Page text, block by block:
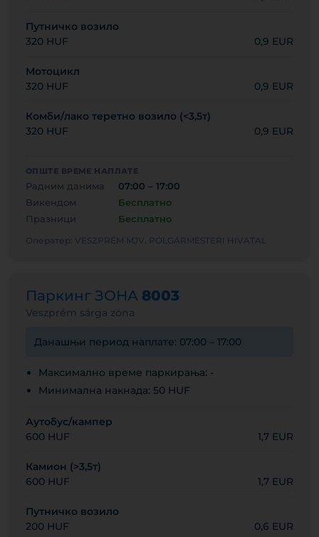
Путничко возило
320 HUF
0,9 EUR
Мотоцикл
320 HUF
0,9 EUR
Комби/лако теретно возило (<3,5т)
320 HUF
0,9 EUR
ОПШТЕ ВРЕМЕ НАПЛАТЕ
Радним данима
07:00 – 17:00
Викендом
Бесплатно
Празници
Бесплатно
Оператер: VESZPRÉM MJV. POLGÁRMESTERI HIVATAL
Паркинг ЗОНА 8003
Veszprém sárga zóna
Данашњи период наплате: 07:00 – 17:00
Максимално време паркирања: -
Минимална накнада: 50 HUF
Аутобус/кампер
600 HUF
1,7 EUR
Камион (>3,5т)
600 HUF
1,7 EUR
Путничко возило
200 HUF
0,6 EUR